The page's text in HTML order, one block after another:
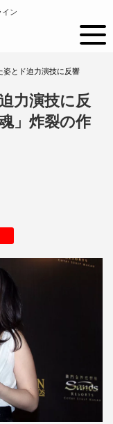
イン
姿とド迫力演技に反響
力演技に反
」炸裂の作